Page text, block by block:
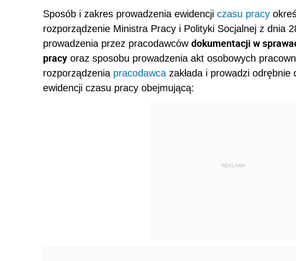
Sposób i zakres prowadzenia ewidencji czasu pracy
rozporządzenie Ministra Pracy i Polityki Socjalnej z dnia
prowadzenia przez pracodawców dokumentacji w
pracy oraz sposobu prowadzenia akt osobowych
rozporządzenia pracodawca zakłada i prowadzi
ewidencji czasu pracy obejmującą:
REKLAMA